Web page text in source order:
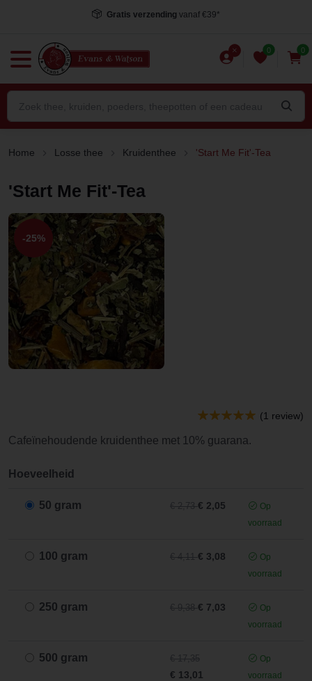
Gratis verzending vanaf €39*
0 0
Home Losse thee Kruidenthee 'Start Me Fit'-Tea
'Start Me Fit'-Tea
-25%
(1 review)
Cafeïnehoudende kruidenthee met 10% guarana.
Hoeveelheid
50 gram € 2,05
Op
voorraad
100 gram € 3,08
Op
voorraad
250 gram € 7,03
Op
voorraad
500 gram
€ 13,01
Op
voorraad